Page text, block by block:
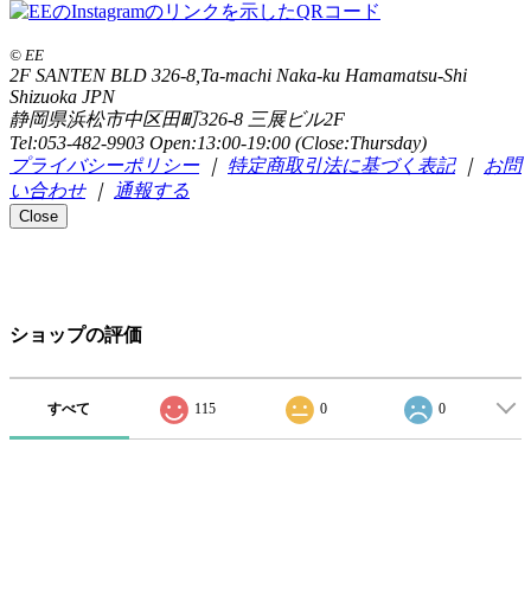
© EE
2F SANTEN BLD 326-8,Ta-machi Naka-ku Hamamatsu-Shi
Shizuoka JPN
静岡県浜松市中区田町326-8 三展ビル2F
Tel:053-482-9903 Open:13:00-19:00 (Close:Thursday)
プライバシーポリシー｜ 特定商取引法に基づく表記｜ お問
い合わせ｜ 通報する
Close
ショップの評価
すべて 115 0 0